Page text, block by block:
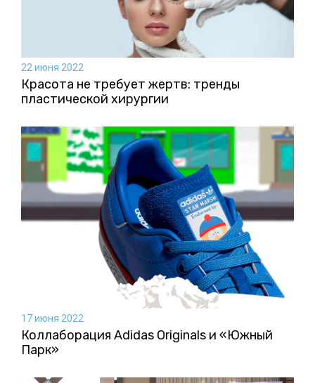
22 июня 2022
Красота не требует жертв: тренды
пластической хирургии
17 июня 2022
Коллаборация Аdidas Originals и «Южный
Парк»